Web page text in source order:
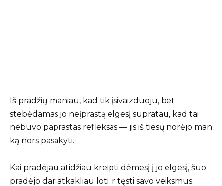
Iš pradžių maniau, kad tik įsivaizduoju, bet
stebėdamas jo neįprastą elgesį supratau, kad tai
nebuvo paprastas refleksas — jis iš tiesų norėjo man
ką nors pasakyti.
Kai pradėjau atidžiau kreipti dėmesį į jo elgesį, šuo
pradėjo dar atkakliau loti ir tęsti savo veiksmus.